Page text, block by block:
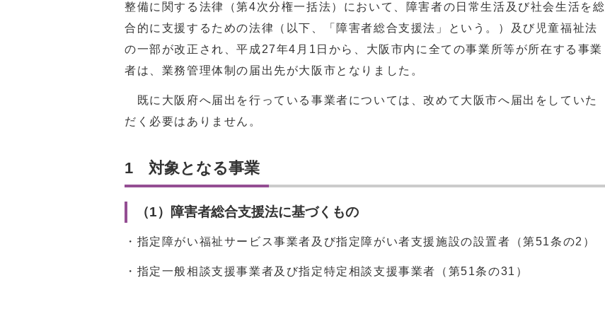
整備に関する法律（第4次分権一括法）において、障害者の日常生活及び社会生活を総
合的に支援するための法律（以下、「障害者総合支援法」という。）及び児童福祉法
の一部が改正され、平成27年4月1日から、大阪市内に全ての事業所等が所在する事業
者は、業務管理体制の届出先が大阪市となりました。
既に大阪府へ届出を行っている事業者については、改めて大阪市へ届出をしていた
だく必要はありません。
1 対象となる事業
（1）障害者総合支援法に基づくもの
・指定障がい福祉サービス事業者及び指定障がい者支援施設の設置者（第51条の2）
・指定一般相談支援事業者及び指定特定相談支援事業者（第51条の31）